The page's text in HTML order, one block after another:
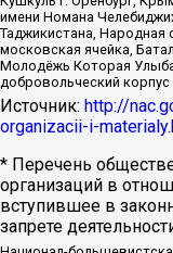
имени Номана
Таджикистана, Народная
московская ячейка,
Молодёжь Которая
добровольческий корпус
Источник: http://
organizacii-i-
* Перечень
организаций в
вступившее в
запрете